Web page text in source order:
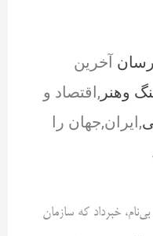
آخرین
وهنر ,اقتصاد و
,ایران,جهان را
خبرداد که سازمان